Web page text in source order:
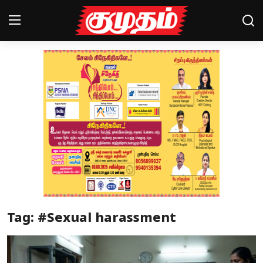
Magazines
Special Story
Tag: #Sexual harassment